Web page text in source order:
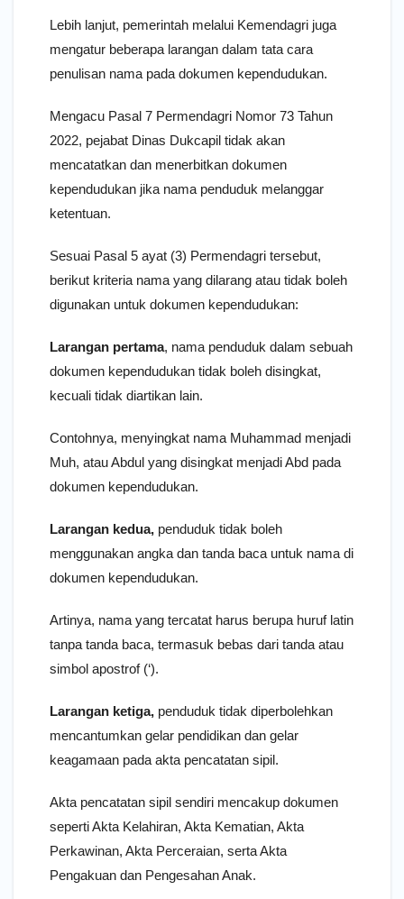
Lebih lanjut, pemerintah melalui Kemendagri juga
mengatur beberapa larangan dalam tata cara
penulisan nama pada dokumen kependudukan.
Mengacu Pasal 7 Permendagri Nomor 73 Tahun
2022, pejabat Dinas Dukcapil tidak akan
mencatatkan dan menerbitkan dokumen
kependudukan jika nama penduduk melanggar
ketentuan.
Sesuai Pasal 5 ayat (3) Permendagri tersebut,
berikut kriteria nama yang dilarang atau tidak boleh
digunakan untuk dokumen kependudukan:
Larangan pertama, nama penduduk dalam sebuah
dokumen kependudukan tidak boleh disingkat,
kecuali tidak diartikan lain.
Contohnya, menyingkat nama Muhammad menjadi
Muh, atau Abdul yang disingkat menjadi Abd pada
dokumen kependudukan.
Larangan kedua, penduduk tidak boleh
menggunakan angka dan tanda baca untuk nama di
dokumen kependudukan.
Artinya, nama yang tercatat harus berupa huruf latin
tanpa tanda baca, termasuk bebas dari tanda atau
simbol apostrof (‘).
Larangan ketiga, penduduk tidak diperbolehkan
mencantumkan gelar pendidikan dan gelar
keagamaan pada akta pencatatan sipil.
Akta pencatatan sipil sendiri mencakup dokumen
seperti Akta Kelahiran, Akta Kematian, Akta
Perkawinan, Akta Perceraian, serta Akta
Pengakuan dan Pengesahan Anak.